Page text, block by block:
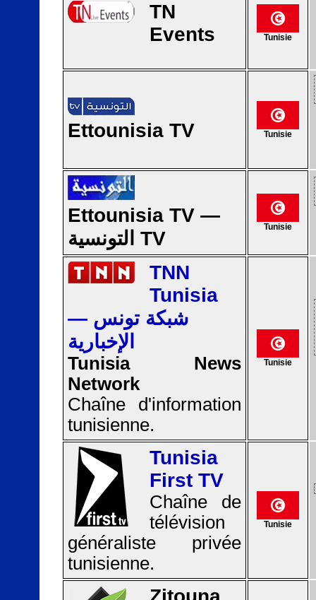
TN
Events
Tunisie
Ettounisia TV Tunisie
Ettounisia TV —
التونسية TV
Tunisie
TNN
Tunisia
— شبكة تونس
الإخبارية
Tunisia News
Network
Chaîne d'information
tunisienne.
Tunisie
Tunisia
First TV
Chaîne de
télévision
généraliste privée
tunisienne.
Tunisie